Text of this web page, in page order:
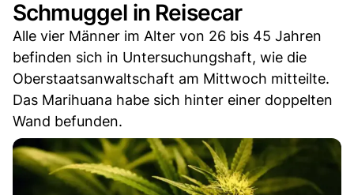
Schmuggel in Reisecar
Alle vier Männer im Alter von 26 bis 45 Jahren
befinden sich in Untersuchungshaft, wie die
Oberstaatsanwaltschaft am Mittwoch mitteilte.
Das Marihuana habe sich hinter einer doppelten
Wand befunden.